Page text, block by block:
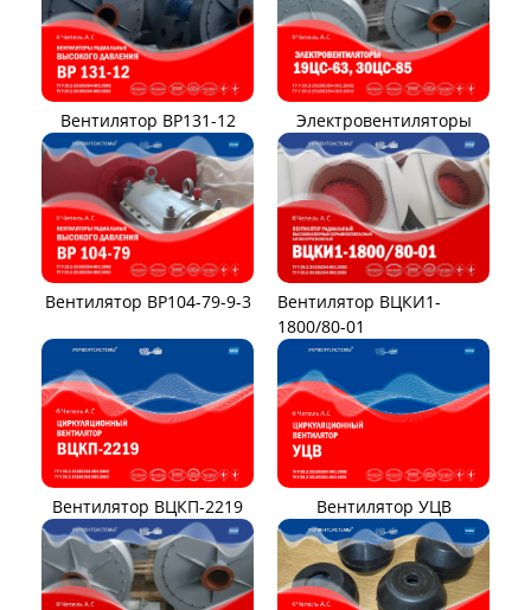
Вентилятор ВР131-12 Электровентиляторы
Вентилятор ВР104-79-9-3
Вентилятор ВЦКИ1-
1800/80-01
Вентилятор ВЦКП-2219 Вентилятор УЦВ